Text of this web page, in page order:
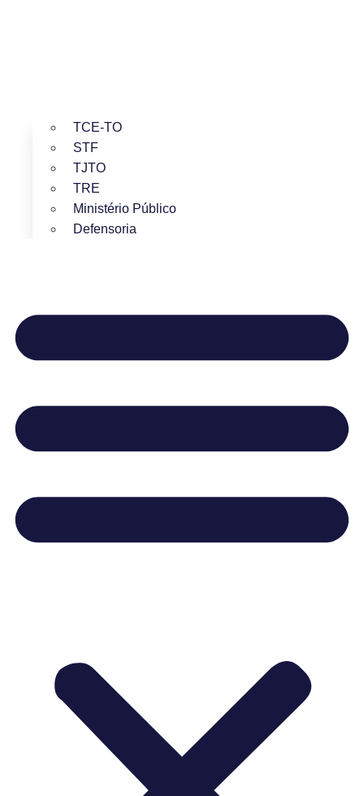
TCE-TO
STF
TJTO
TRE
Ministério Público
Defensoria